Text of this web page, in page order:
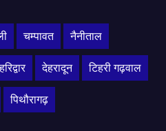
चम्पावत नैनीताल
हरिद्वार देहरादून टिहरी गढ़वाल
पिथौरागढ़